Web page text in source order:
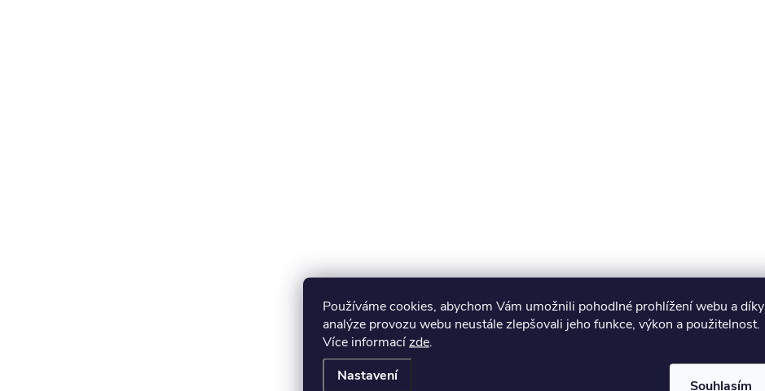
Používáme cookies, abychom Vám umožnili pohodlné prohlížení webu a díky
analýze provozu webu neustále zlepšovali jeho funkce, výkon a použitelnost.
Více informacízde.
Nastavení
Souhlasím